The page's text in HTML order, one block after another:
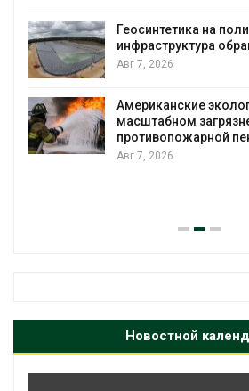
Геосинтетика на
инфраструктура
Авг 7, 2026
Американские
масштабном
противопожарной
Авг 7, 2026
Новостной